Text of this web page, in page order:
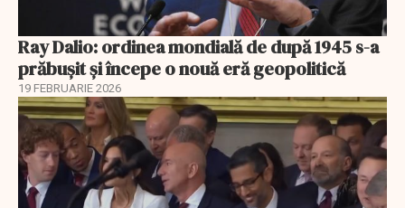
Ray Dalio: ordinea mondială de după 1945 s-a
prăbușit și începe o nouă eră geopolitică
19 FEBRUARIE 2026